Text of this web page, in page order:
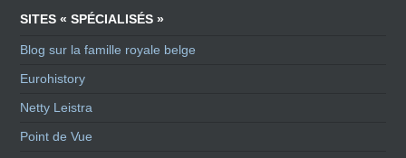
SITES « SPÉCIALISÉS »
Blog sur la famille royale belge
Eurohistory
Netty Leistra
Point de Vue